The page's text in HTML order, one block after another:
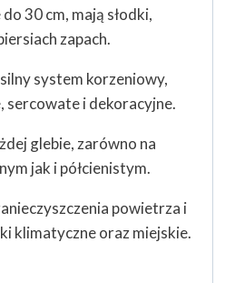
30 cm, mają słodki,
zapach.
system korzeniowy,
sercowate i dekoracyjne.
glebie, zarówno na
jak i półcienistym.
powietrza i
klimatyczne oraz miejskie.